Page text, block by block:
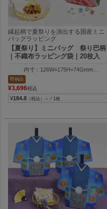
縁起柄で夏祭りを演出する国産ミニ
バッグラッピング
【夏祭り】ミニバッグ 祭り巴柄
｜不織布ラッピング袋｜20枚入
内寸：126W×175H×74Gmm
外寸：126W×175H×74Gmm
即納品
¥3,696税込
¥184.8 （税込）～ ⁄ 1枚